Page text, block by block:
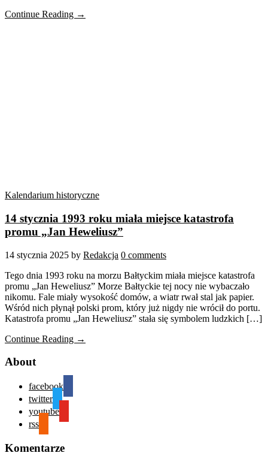
Continue Reading →
Kalendarium historyczne
14 stycznia 1993 roku miała miejsce katastrofa
promu „Jan Heweliusz”
14 stycznia 2025 by Redakcja 0 comments
Tego dnia 1993 roku na morzu Bałtyckim miała miejsce katastrofa
promu „Jan Heweliusz” Morze Bałtyckie tej nocy nie wybaczało
nikomu. Fale miały wysokość domów, a wiatr rwał stal jak papier.
Wśród nich płynął polski prom, który już nigdy nie wrócił do portu.
Katastrofa promu „Jan Heweliusz” stała się symbolem ludzkich […]
Continue Reading →
About
facebook
twitter
youtube
rss
Komentarze